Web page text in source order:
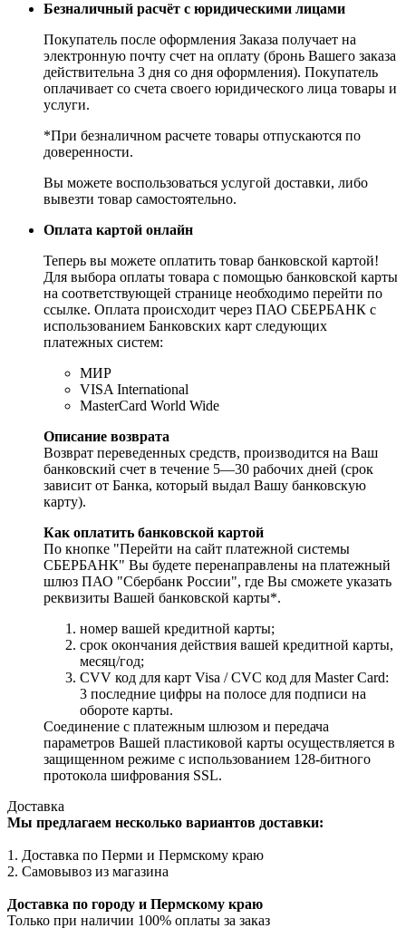
Безналичный расчёт с юридическими лицами
Покупатель после оформления Заказа получает на
электронную почту счет на оплату (бронь Вашего заказа
действительна 3 дня со дня оформления). Покупатель
оплачивает со счета своего юридического лица товары и
услуги.
*При безналичном расчете товары отпускаются по
доверенности.
Вы можете воспользоваться услугой доставки, либо
вывезти товар самостоятельно.
Оплата картой онлайн
Теперь вы можете оплатить товар банковской картой!
Для выбора оплаты товара с помощью банковской карты
на соответствующей странице необходимо перейти по
ссылке. Оплата происходит через ПАО СБЕРБАНК с
использованием Банковских карт следующих
платежных систем:
МИР
VISA International
MasterCard World Wide
Описание возврата
Возврат переведенных средств, производится на Ваш
банковский счет в течение 5—30 рабочих дней (срок
зависит от Банка, который выдал Вашу банковскую
карту).
Как оплатить банковской картой
По кнопке "Перейти на сайт платежной системы
СБЕРБАНК" Вы будете перенаправлены на платежный
шлюз ПАО "Сбербанк России", где Вы сможете указать
реквизиты Вашей банковской карты*.
номер вашей кредитной карты;
cрок окончания действия вашей кредитной карты,
месяц/год;
CVV код для карт Visa / CVC код для Master Card:
3 последние цифры на полосе для подписи на
обороте карты.
Соединение с платежным шлюзом и передача
параметров Вашей пластиковой карты осуществляется в
защищенном режиме с использованием 128-битного
протокола шифрования SSL.
Доставка
Мы предлагаем несколько вариантов доставки:
1. Доставка по Перми и Пермскому краю
2. Самовывоз из магазина
Доставка по городу и Пермскому краю
Только при наличии 100% оплаты за заказ